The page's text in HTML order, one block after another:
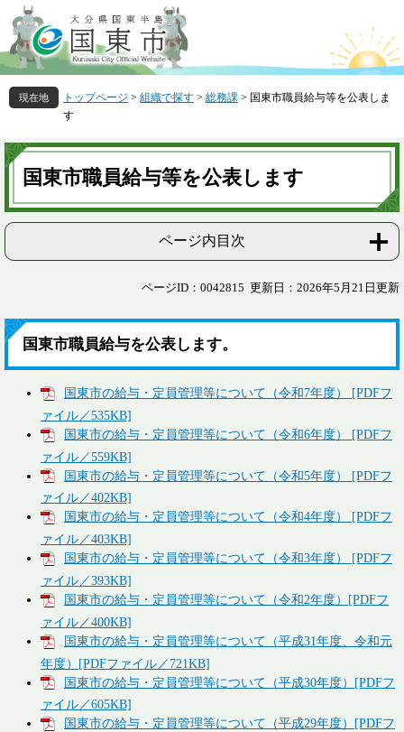
ー
ジ
の
先
頭
す
。
ニ
ュ
ー
を
飛
し
て
トップページ > 組織で探す > 総務課 > 国東市職員給与等を公表しま
す
本
文
国東市職員給与等を公表します
ページ内目次
ページID：0042815 更新日：2026年5月21日更新
国東市職員給与を公表します。
国東市の給与・定員管理等について（令和7年度） [PDFフ
ァイル／535KB]
国東市の給与・定員管理等について（令和6年度） [PDFフ
ァイル／559KB]
国東市の給与・定員管理等について（令和5年度） [PDFフ
ァイル／402KB]
国東市の給与・定員管理等について（令和4年度） [PDFフ
ァイル／403KB]
国東市の給与・定員管理等について（令和3年度） [PDFフ
ァイル／393KB]
国東市の給与・定員管理等について（令和2年度）[PDFフ
ァイル／400KB]
国東市の給与・定員管理等について（平成31年度、令和元
年度）[PDFファイル／721KB]
国東市の給与・定員管理等について（平成30年度）[PDFフ
ァイル／605KB]
国東市の給与・定員管理等について（平成29年度）[PDFフ